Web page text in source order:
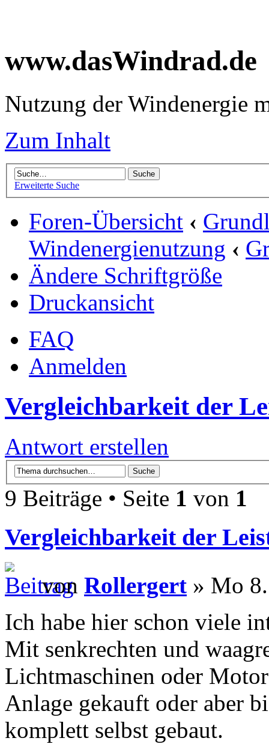
www.dasWindrad.de
Nutzung der Windenergie
Zum Inhalt
Erweiterte Suche
Foren-Übersicht ‹
Windenergienutzung ‹
Ändere Schriftgröße
Druckansicht
FAQ
Anmelden
Vergleichbarkeit der
Antwort erstellen
9 Beiträge • Seite 1 von 1
Vergleichbarkeit der
von Rollergert » Mo
Ich habe hier schon viele
Mit senkrechten und
Lichtmaschinen oder
Anlage gekauft oder aber
komplett selbst gebaut.